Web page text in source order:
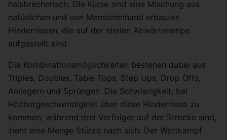
halsbrecherisch. Die Kurse sind eine Mischung aus
natürlichen und von Menschenhand erbauten
Hindernissen, die auf der steilen Abwärtsrampe
aufgestellt sind.
Die Kombinationsmöglichkeiten bestehen dabei aus
Triples, Doubles, Table Tops, Step Ups, Drop Offs,
Anliegern und Sprüngen. Die Schwierigkeit, bei
Höchstgeschwindigkeit über diese Hindernisse zu
kommen, während drei Verfolger auf der Strecke sind,
zieht eine Menge Stürze nach sich. Der Wettkampf